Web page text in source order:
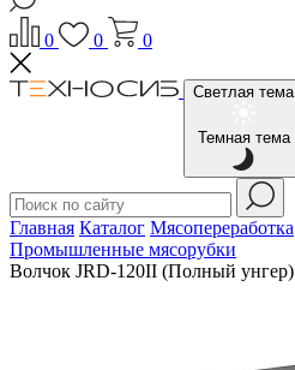
0 0 0
Светлая тема
Темная тема
Главная Каталог Мясопереработка
Промышленные мясорубки
Волчок JRD-120II (Полный унгер)